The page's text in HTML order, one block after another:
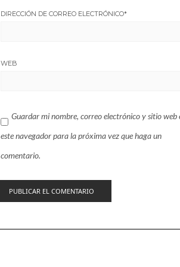
DIRECCIÓN DE CORREO ELECTRÓNICO*
WEB
Guardar mi nombre, correo electrónico y sitio web
este navegador para la próxima vez que haga un
comentario.